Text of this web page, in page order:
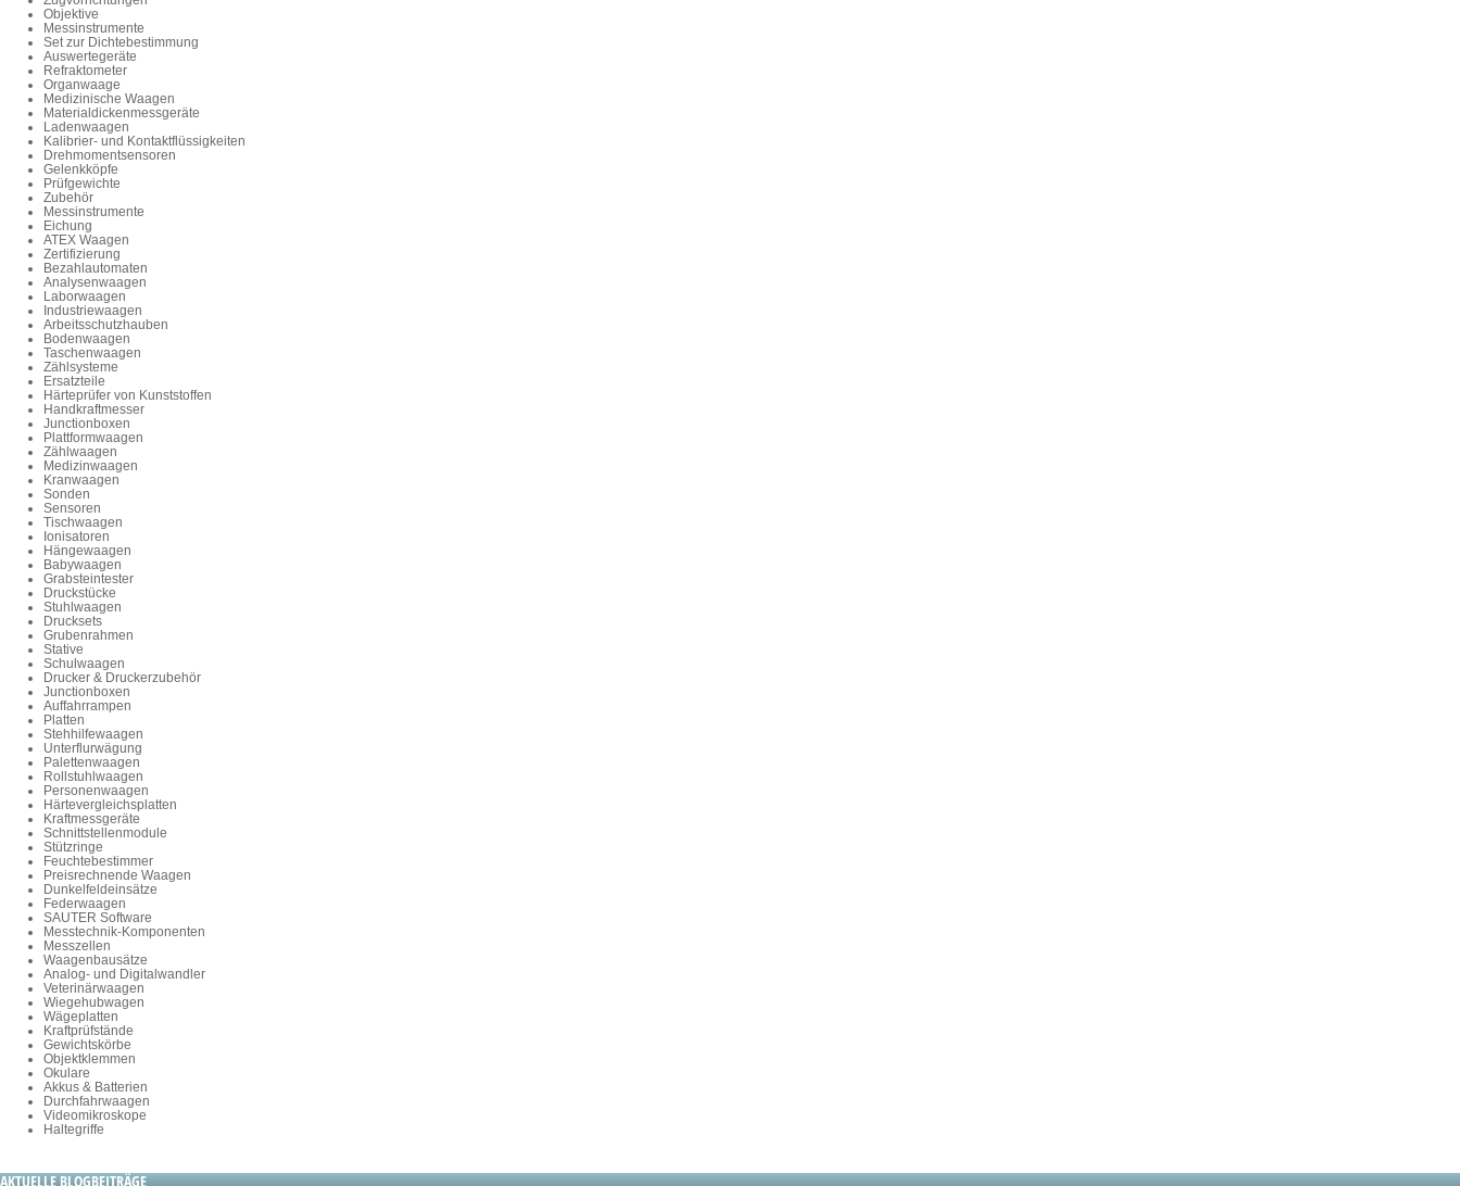
Objektive
Messinstrumente
Set zur Dichtebestimmung
Auswertegeräte
Refraktometer
Organwaage
Medizinische Waagen
Materialdickenmessgeräte
Ladenwaagen
Kalibrier- und Kontaktflüssigkeiten
Drehmomentsensoren
Gelenkköpfe
Prüfgewichte
Zubehör
Messinstrumente
Eichung
ATEX Waagen
Zertifizierung
Bezahlautomaten
Analysenwaagen
Laborwaagen
Industriewaagen
Arbeitsschutzhauben
Bodenwaagen
Taschenwaagen
Zählsysteme
Ersatzteile
Härteprüfer von Kunststoffen
Handkraftmesser
Junctionboxen
Plattformwaagen
Zählwaagen
Medizinwaagen
Kranwaagen
Sonden
Sensoren
Tischwaagen
Ionisatoren
Hängewaagen
Babywaagen
Grabsteintester
Druckstücke
Stuhlwaagen
Drucksets
Grubenrahmen
Stative
Schulwaagen
Drucker & Druckerzubehör
Junctionboxen
Auffahrrampen
Platten
Stehhilfewaagen
Unterflurwägung
Palettenwaagen
Rollstuhlwaagen
Personenwaagen
Härtevergleichsplatten
Kraftmessgeräte
Schnittstellenmodule
Stützringe
Feuchtebestimmer
Preisrechnende Waagen
Dunkelfeldeinsätze
Federwaagen
SAUTER Software
Messtechnik-Komponenten
Messzellen
Waagenbausätze
Analog- und Digitalwandler
Veterinärwaagen
Wiegehubwagen
Wägeplatten
Kraftprüfstände
Gewichtskörbe
Objektklemmen
Okulare
Akkus & Batterien
Durchfahrwaagen
Videomikroskope
Haltegriffe
AKTUELLE BLOGBEITRÄGE